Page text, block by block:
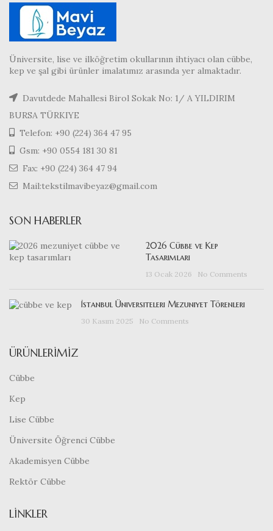
Üniversite, lise ve ilköğretim okullarının ihtiyacı olan cübbe,
kep ve şal gibi ürünler imalatımız arasında yer almaktadır.
Davutdede Mahallesi Birol Sokak No: 1/ A YILDIRIM
BURSA TÜRKIYE
Telefon: +90 (224) 364 47 95
Gsm: +90 0554 181 30 81
Fax: +90 (224) 364 47 94
Mail:tekstilmavibeyaz@gmail.com
SON HABERLER
2026 Cübbe ve Kep
Tasarımları
13 Ocak 2026 No Comments
İstanbul Üniversiteleri Mezuniyet Törenleri
30 Kasım 2025 No Comments
ÜRÜNLERIMIZ
Cübbe
Kep
Lise Cübbe
Üniversite Öğrenci Cübbe
Akademisyen Cübbe
Rektör Cübbe
LINKLER